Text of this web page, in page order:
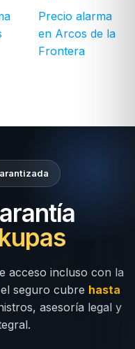
Precio alarma
en Arcos de la
Frontera
acceso incluso con la
seguro cubre hasta
asesoría legal y